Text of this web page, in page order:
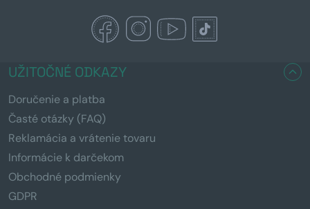
UŽITOČNÉ ODKAZY
Doručenie a platba
Časté otázky (FAQ)
Reklamácia a vrátenie tovaru
Informácie k darčekom
Obchodné podmienky
GDPR